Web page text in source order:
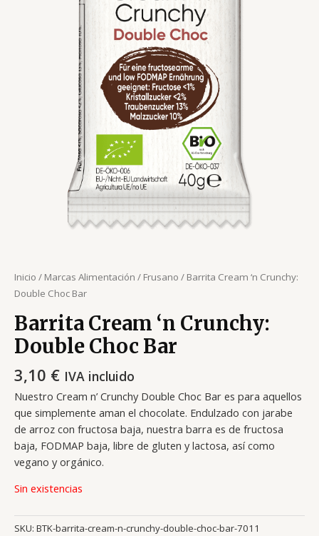
Inicio / Marcas Alimentación / Frusano / Barrita Cream ‘n Crunchy:
Double Choc Bar
Barrita Cream ‘n Crunchy:
Double Choc Bar
3,10 € IVA incluido
Nuestro Cream n’ Crunchy Double Choc Bar es para aquellos
que simplemente aman el chocolate. Endulzado con jarabe
de arroz con fructosa baja, nuestra barra es de fructosa
baja, FODMAP baja, libre de gluten y lactosa, así como
vegano y orgánico.
Sin existencias
SKU: BTK-barrita-cream-n-crunchy-double-choc-bar-7011